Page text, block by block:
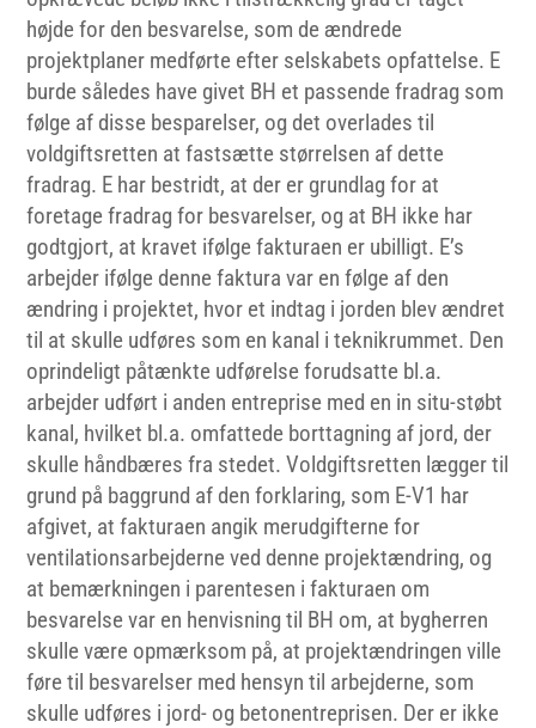
højde for den besvarelse, som de ændrede
projektplaner medførte efter selskabets opfattelse. E
burde således have givet BH et passende fradrag som
følge af disse besparelser, og det overlades til
voldgiftsretten at fastsætte størrelsen af dette
fradrag. E har bestridt, at der er grundlag for at
foretage fradrag for besvarelser, og at BH ikke har
godtgjort, at kravet ifølge fakturaen er ubilligt. E’s
arbejder ifølge denne faktura var en følge af den
ændring i projektet, hvor et indtag i jorden blev ændret
til at skulle udføres som en kanal i teknikrummet. Den
oprindeligt påtænkte udførelse forudsatte bl.a.
arbejder udført i anden entreprise med en in situ-støbt
kanal, hvilket bl.a. omfattede borttagning af jord, der
skulle håndbæres fra stedet. Voldgiftsretten lægger til
grund på baggrund af den forklaring, som E-V1 har
afgivet, at fakturaen angik merudgifterne for
ventilationsarbejderne ved denne projektændring, og
at bemærkningen i parentesen i fakturaen om
besvarelse var en henvisning til BH om, at bygherren
skulle være opmærksom på, at projektændringen ville
føre til besvarelser med hensyn til arbejderne, som
skulle udføres i jord- og betonentreprisen. Der er ikke